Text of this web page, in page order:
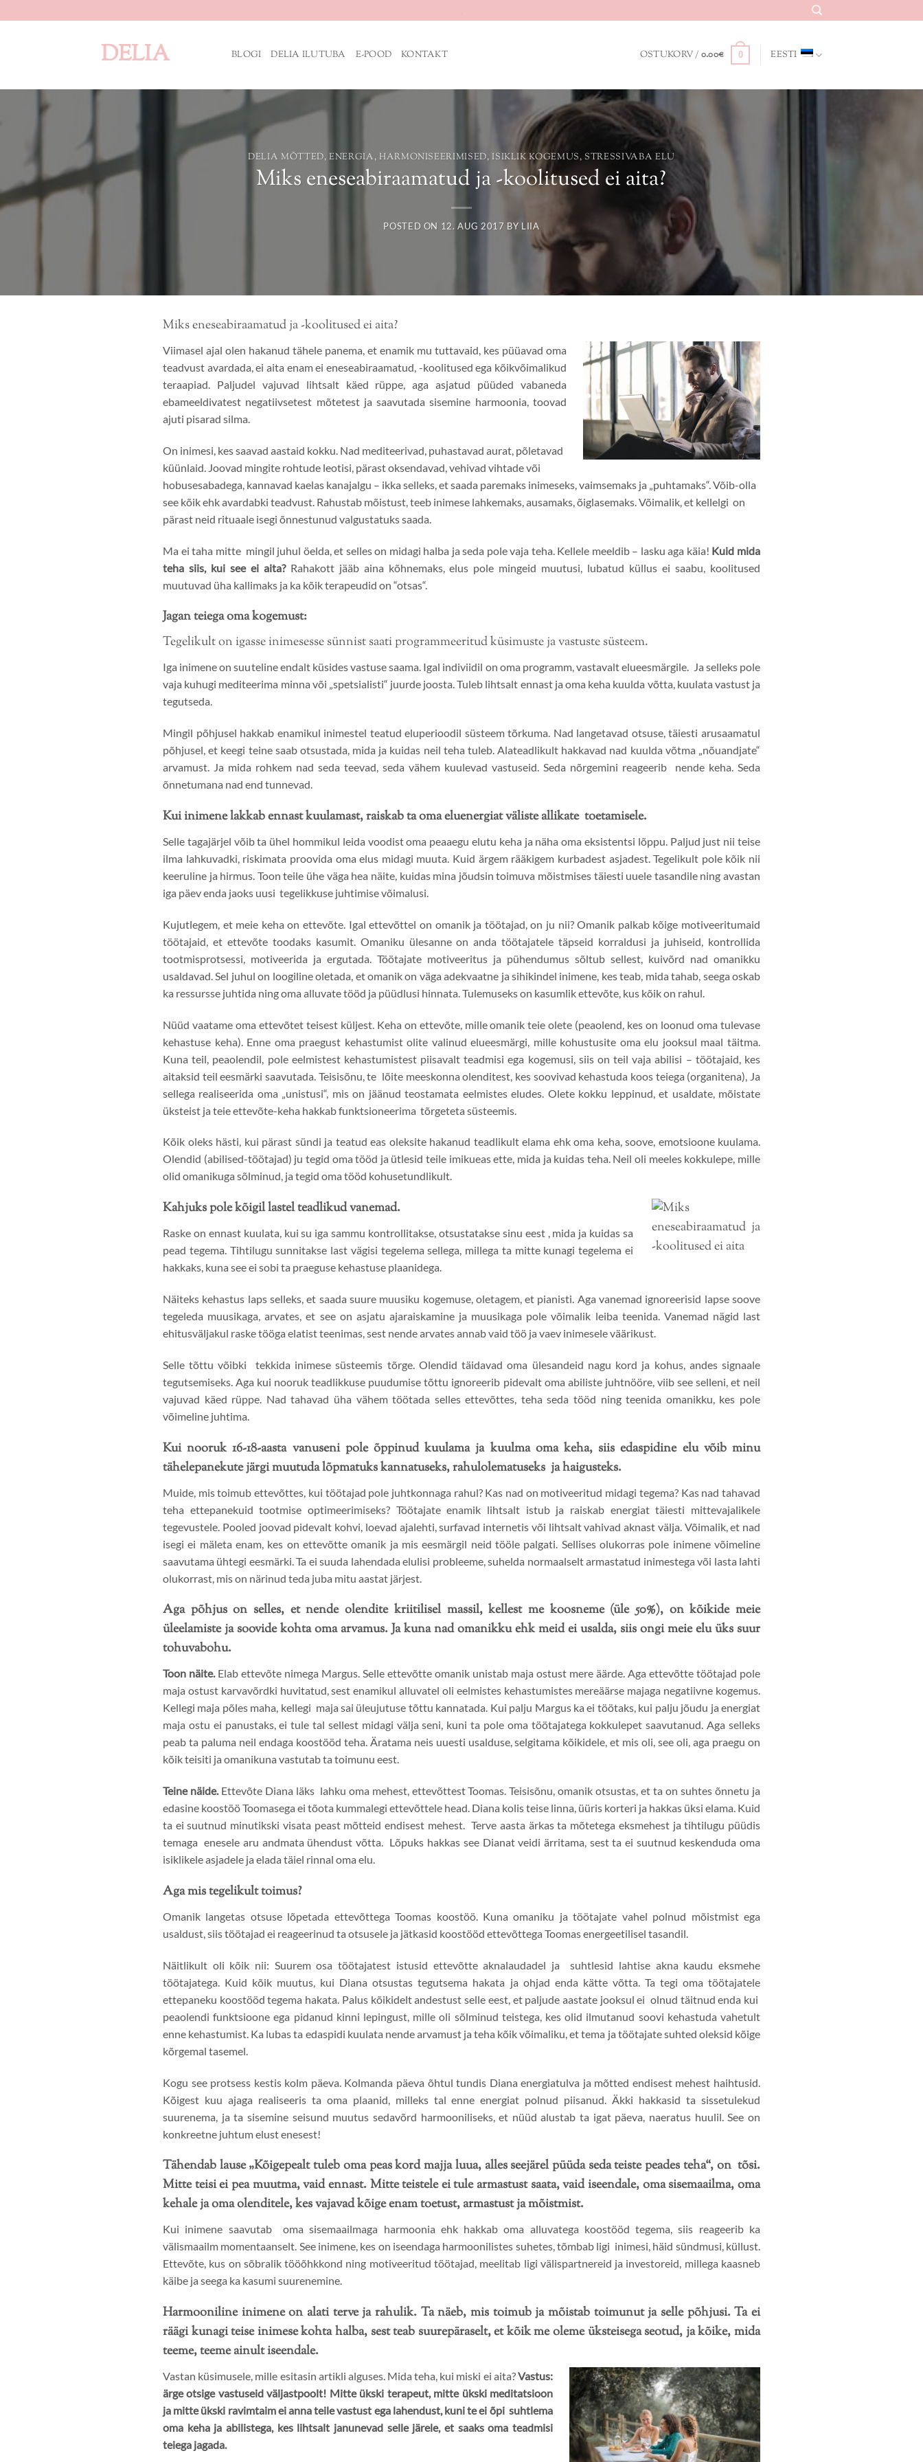
to
DELIA BLOGI DELIA ILUTUBA E-POOD KONTAKT OSTUKORV / 0.00€ 0 EESTI
DELIA MÕTTED,ENERGIA, HARMONISEERIMISED, ISIKLIK KOGEMUS,STRESSIVABA ELU
Miks eneseabiraamatud ja -koolitused ei aita?
POSTED ON 12. AUG 2017 BY LIIA
Miks eneseabiraamatud ja -koolitused ei aita?
Viimasel ajal olen hakanud tähele panema, et enamik mu tuttavaid, kes püüavad oma
teadvust avardada, ei aita enam ei eneseabiraamatud, -koolitused ega kõikvõimalikud
teraapiad. Paljudel vajuvad lihtsalt käed rüppe, aga asjatud püüded vabaneda
ebameeldivatest negatiivsetest mõtetest ja saavutada sisemine harmoonia, toovad
ajuti pisarad silma.
On inimesi, kes saavad aastaid kokku. Nad mediteerivad, puhastavad aurat, põletavad
küünlaid. Joovad mingite rohtude leotisi, pärast oksendavad, vehivad vihtade või
hobusesabadega, kannavad kaelas kanajalgu – ikka selleks, et saada paremaks inimeseks, vaimsemaks ja „puhtamaks“. Võib-olla
see kõik ehk avardabki teadvust. Rahustab mõistust, teeb inimese lahkemaks, ausamaks, õiglasemaks. Võimalik, et kellelgi on
pärast neid rituaale isegi õnnestunud valgustatuks saada.
Ma ei taha mitte mingil juhul öelda, et selles on midagi halba ja seda pole vaja teha. Kellele meeldib – lasku aga käia! Kuid mida
teha siis, kui see ei aita?Rahakott jääb aina kõhnemaks, elus pole mingeid muutusi, lubatud küllus ei saabu, koolitused
muutuvad üha kallimaks ja ka kõik terapeudid on “otsas“.
Jagan teiega oma kogemust:
Tegelikult on igasse inimesesse sünnist saati programmeeritud küsimuste ja vastuste süsteem.
Iga inimene on suuteline endalt küsides vastuse saama. Igal indiviidil on oma programm, vastavalt elueesmärgile. Ja selleks pole
vaja kuhugi mediteerima minna või „spetsialisti“ juurde joosta. Tuleb lihtsalt ennast ja oma keha kuulda võtta, kuulata vastust ja
tegutseda.
Mingil põhjusel hakkab enamikul inimestel teatud eluperioodil süsteem tõrkuma. Nad langetavad otsuse, täiesti arusaamatul
põhjusel, et keegi teine saab otsustada, mida ja kuidas neil teha tuleb. Alateadlikult hakkavad nad kuulda võtma „nõuandjate“
arvamust. Ja mida rohkem nad seda teevad, seda vähem kuulevad vastuseid. Seda nõrgemini reageerib nende keha. Seda
õnnetumana nad end tunnevad.
Kui inimene lakkab ennast kuulamast, raiskab ta oma eluenergiat väliste allikate toetamisele.
Selle tagajärjel võib ta ühel hommikul leida voodist oma peaaegu elutu keha ja näha oma eksistentsi lõppu. Paljud just nii teise
ilma lahkuvadki, riskimata proovida oma elus midagi muuta. Kuid ärgem rääkigem kurbadest asjadest. Tegelikult pole kõik nii
keeruline ja hirmus. Toon teile ühe väga hea näite, kuidas mina jõudsin toimuva mõistmises täiesti uuele tasandile ning avastan
iga päev enda jaoks uusi tegelikkuse juhtimise võimalusi.
Kujutlegem, et meie keha on ettevõte. Igal ettevõttel on omanik ja töötajad, on ju nii? Omanik palkab kõige motiveeritumaid
töötajaid, et ettevõte toodaks kasumit. Omaniku ülesanne on anda töötajatele täpseid korraldusi ja juhiseid, kontrollida
tootmisprotsessi, motiveerida ja ergutada. Töötajate motiveeritus ja pühendumus sõltub sellest, kuivõrd nad omanikku
usaldavad. Sel juhul on loogiline oletada, et omanik on väga adekvaatne ja sihikindel inimene, kes teab, mida tahab, seega oskab
ka ressursse juhtida ning oma alluvate tööd ja püüdlusi hinnata. Tulemuseks on kasumlik ettevõte, kus kõik on rahul.
Nüüd vaatame oma ettevõtet teisest küljest. Keha on ettevõte, mille omanik teie olete (peaolend, kes on loonud oma tulevase
kehastuse keha). Enne oma praegust kehastumist olite valinud elueesmärgi, mille kohustusite oma elu jooksul maal täitma.
Kuna teil, peaolendil, pole eelmistest kehastumistest piisavalt teadmisi ega kogemusi, siis on teil vaja abilisi – töötajaid, kes
aitaksid teil eesmärki saavutada. Teisisõnu, te lõite meeskonna olenditest, kes soovivad kehastuda koos teiega (organitena), Ja
sellega realiseerida oma „unistusi“, mis on jäänud teostamata eelmistes eludes. Olete kokku leppinud, et usaldate, mõistate
üksteist ja teie ettevõte-keha hakkab funktsioneerima tõrgeteta süsteemis.
Kõik oleks hästi, kui pärast sündi ja teatud eas oleksite hakanud teadlikult elama ehk oma keha, soove, emotsioone kuulama.
Olendid (abilised-töötajad) ju tegid oma tööd ja ütlesid teile imikueas ette, mida ja kuidas teha. Neil oli meeles kokkulepe, mille
olid omanikuga sõlminud, ja tegid oma tööd kohusetundlikult.
Kahjuks pole kõigil lastel teadlikud vanemad.
Raske on ennast kuulata, kui su iga sammu kontrollitakse, otsustatakse sinu eest , mida ja kuidas sa
pead tegema. Tihtilugu sunnitakse last vägisi tegelema sellega, millega ta mitte kunagi tegelema ei
hakkaks, kuna see ei sobi ta praeguse kehastuse plaanidega.
Näiteks kehastus laps selleks, et saada suure muusiku kogemuse, oletagem, et pianisti. Aga vanemad ignoreerisid lapse soove
tegeleda muusikaga, arvates, et see on asjatu ajaraiskamine ja muusikaga pole võimalik leiba teenida. Vanemad nägid last
ehitusväljakul raske tööga elatist teenimas, sest nende arvates annab vaid töö ja vaev inimesele väärikust.
Selle tõttu võibki tekkida inimese süsteemis tõrge. Olendid täidavad oma ülesandeid nagu kord ja kohus, andes signaale
tegutsemiseks. Aga kui nooruk teadlikkuse puudumise tõttu ignoreerib pidevalt oma abiliste juhtnööre, viib see selleni, et neil
vajuvad käed rüppe. Nad tahavad üha vähem töötada selles ettevõttes, teha seda tööd ning teenida omanikku, kes pole
võimeline juhtima.
Kui nooruk 16-18-aasta vanuseni pole õppinud kuulama ja kuulma oma keha, siis edaspidine elu võib minu
tähelepanekute järgi muutuda lõpmatuks kannatuseks, rahulolematuseks ja haigusteks.
Muide, mis toimub ettevõttes, kui töötajad pole juhtkonnaga rahul? Kas nad on motiveeritud midagi tegema? Kas nad tahavad
teha ettepanekuid tootmise optimeerimiseks? Töötajate enamik lihtsalt istub ja raiskab energiat täiesti mittevajalikele
tegevustele. Pooled joovad pidevalt kohvi, loevad ajalehti, surfavad internetis või lihtsalt vahivad aknast välja. Võimalik, et nad
isegi ei mäleta enam, kes on ettevõtte omanik ja mis eesmärgil neid tööle palgati. Sellises olukorras pole inimene võimeline
saavutama ühtegi eesmärki. Ta ei suuda lahendada elulisi probleeme, suhelda normaalselt armastatud inimestega või lasta lahti
olukorrast, mis on närinud teda juba mitu aastat järjest.
Aga põhjus on selles, et nende olendite kriitilisel massil, kellest me koosneme (üle 50%), on kõikide meie
üleelamiste ja soovide kohta oma arvamus. Ja kuna nad omanikku ehk meid ei usalda, siis ongi meie elu üks suur
tohuvabohu.
Toon näite.Elab ettevõte nimega Margus. Selle ettevõtte omanik unistab maja ostust mere äärde. Aga ettevõtte töötajad pole
maja ostust karvavõrdki huvitatud, sest enamikul alluvatel oli eelmistes kehastumistes mereäärse majaga negatiivne kogemus.
Kellegi maja põles maha, kellegi maja sai üleujutuse tõttu kannatada. Kui palju Margus ka ei töötaks, kui palju jõudu ja energiat
maja ostu ei panustaks, ei tule tal sellest midagi välja seni, kuni ta pole oma töötajatega kokkulepet saavutanud. Aga selleks
peab ta paluma neil endaga koostööd teha. Äratama neis uuesti usalduse, selgitama kõikidele, et mis oli, see oli, aga praegu on
kõik teisiti ja omanikuna vastutab ta toimunu eest.
Teine näide.Ettevõte Diana läks lahku oma mehest, ettevõttest Toomas. Teisisõnu, omanik otsustas, et ta on suhtes õnnetu ja
edasine koostöö Toomasega ei tõota kummalegi ettevõttele head. Diana kolis teise linna, üüris korteri ja hakkas üksi elama. Kuid
ta ei suutnud minutikski visata peast mõtteid endisest mehest. Terve aasta ärkas ta mõtetega eksmehest ja tihtilugu püüdis
temaga enesele aru andmata ühendust võtta. Lõpuks hakkas see Dianat veidi ärritama, sest ta ei suutnud keskenduda oma
isiklikele asjadele ja elada täiel rinnal oma elu.
Aga mis tegelikult toimus?
Omanik langetas otsuse lõpetada ettevõttega Toomas koostöö. Kuna omaniku ja töötajate vahel polnud mõistmist ega
usaldust, siis töötajad ei reageerinud ta otsusele ja jätkasid koostööd ettevõttega Toomas energeetilisel tasandil.
Näitlikult oli kõik nii: Suurem osa töötajatest istusid ettevõtte aknalaudadel ja suhtlesid lahtise akna kaudu eksmehe
töötajatega. Kuid kõik muutus, kui Diana otsustas tegutsema hakata ja ohjad enda kätte võtta. Ta tegi oma töötajatele
ettepaneku koostööd tegema hakata. Palus kõikidelt andestust selle eest, et paljude aastate jooksul ei olnud täitnud enda kui
peaolendi funktsioone ega pidanud kinni lepingust, mille oli sõlminud teistega, kes olid ilmutanud soovi kehastuda vahetult
enne kehastumist. Ka lubas ta edaspidi kuulata nende arvamust ja teha kõik võimaliku, et tema ja töötajate suhted oleksid kõige
kõrgemal tasemel.
Kogu see protsess kestis kolm päeva. Kolmanda päeva õhtul tundis Diana energiatulva ja mõtted endisest mehest haihtusid.
Kõigest kuu ajaga realiseeris ta oma plaanid, milleks tal enne energiat polnud piisanud. Äkki hakkasid ta sissetulekud
suurenema, ja ta sisemine seisund muutus sedavõrd harmooniliseks, et nüüd alustab ta igat päeva, naeratus huulil. See on
konkreetne juhtum elust enesest!
Tähendab lause „Kõigepealt tuleb oma peas kord majja luua, alles seejärel püüda seda teiste peades teha“, on tõsi.
Mitte teisi ei pea muutma, vaid ennast. Mitte teistele ei tule armastust saata, vaid iseendale, oma sisemaailma, oma
kehale ja oma olenditele, kes vajavad kõige enam toetust, armastust ja mõistmist.
Kui inimene saavutab oma sisemaailmaga harmoonia ehk hakkab oma alluvatega koostööd tegema, siis reageerib ka
välismaailm momentaanselt. See inimene, kes on iseendaga harmoonilistes suhetes, tõmbab ligi inimesi, häid sündmusi, küllust.
Ettevõte, kus on sõbralik tööõhkkond ning motiveeritud töötajad, meelitab ligi välispartnereid ja investoreid, millega kaasneb
käibe ja seega ka kasumi suurenemine.
Harmooniline inimene on alati terve ja rahulik. Ta näeb, mis toimub ja mõistab toimunut ja selle põhjusi. Ta ei
räägi kunagi teise inimese kohta halba, sest teab suurepäraselt, et kõik me oleme üksteisega seotud, ja kõike, mida
teeme, teeme ainult iseendale.
Vastan küsimusele, mille esitasin artikli alguses. Mida teha, kui miski ei aita?Vastus:
ärge otsige vastuseid väljastpoolt! Mitte ükski terapeut, mitte ükski meditatsioon
ja mitte ükski ravimtaim ei anna teile vastust ega lahendust, kuni te ei õpi suhtlema
oma keha ja abilistega, kes lihtsalt janunevad selle järele, et saaks oma teadmisi
teiega jagada.